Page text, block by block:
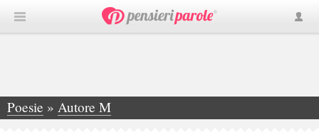
Poesie » Autore M
»Michela Capriello